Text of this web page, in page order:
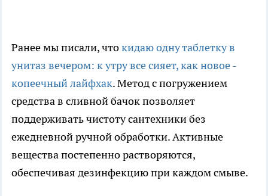
Ранее мы писали, чтокидаю одну таблетку в
унитаз вечером: к утру все сияет, как новое -
копеечный лайфхак. Метод с погружением
средства в сливной бачок позволяет
поддерживать чистоту сантехники без
ежедневной ручной обработки. Активные
вещества постепенно растворяются,
обеспечивая дезинфекцию при каждом смыве.